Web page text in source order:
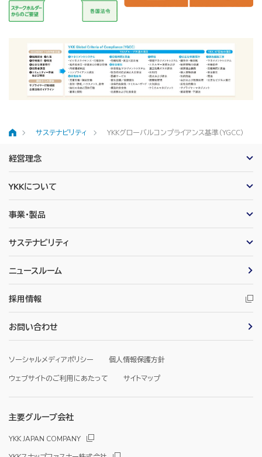
ホームサステナビリティ YKKグローバルコンプライアンス基準（YGCC）
経営理念
YKKについて
事業・製品
サステナビリティ
ニュースルーム
採用情報
お問い合わせ
ソーシャルメディアポリシー
個人情報保護方針
ウェブサイトのご利用にあたって
サイトマップ
主要グループ会社
YKK JAPAN COMPANY